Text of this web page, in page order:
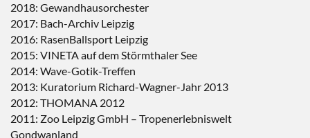
2018: Gewandhausorchester
2017: Bach-Archiv Leipzig
2016: RasenBallsport Leipzig
2015: VINETA auf dem Störmthaler See
2014: Wave-Gotik-Treffen
2013: Kuratorium Richard-Wagner-Jahr 2013
2012: THOMANA 2012
2011: Zoo Leipzig GmbH – Tropenerlebniswelt
Gondwanland